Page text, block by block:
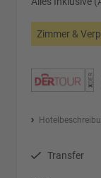
Zimmer &
Transfer